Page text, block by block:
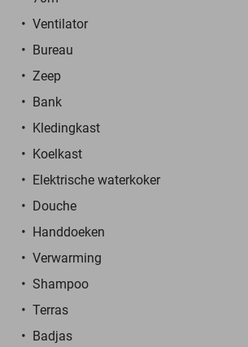
Ventilator
Bureau
Zeep
Bank
Kledingkast
Koelkast
Elektrische waterkoker
Douche
Handdoeken
Verwarming
Shampoo
Terras
Badjas